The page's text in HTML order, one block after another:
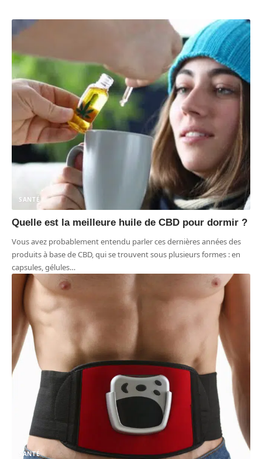
SANTÉ
Quelle est la meilleure huile de CBD pour dormir ?
Vous avez probablement entendu parler ces dernières années des
produits à base de CBD, qui se trouvent sous plusieurs formes : en
capsules, gélules…
SANTÉ